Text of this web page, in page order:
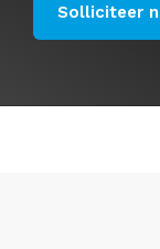
Solliciteer